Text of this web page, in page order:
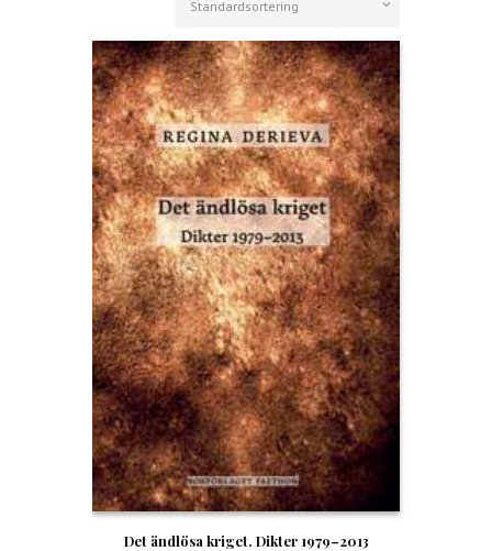
Det ändlösa kriget. Dikter 1979–2013